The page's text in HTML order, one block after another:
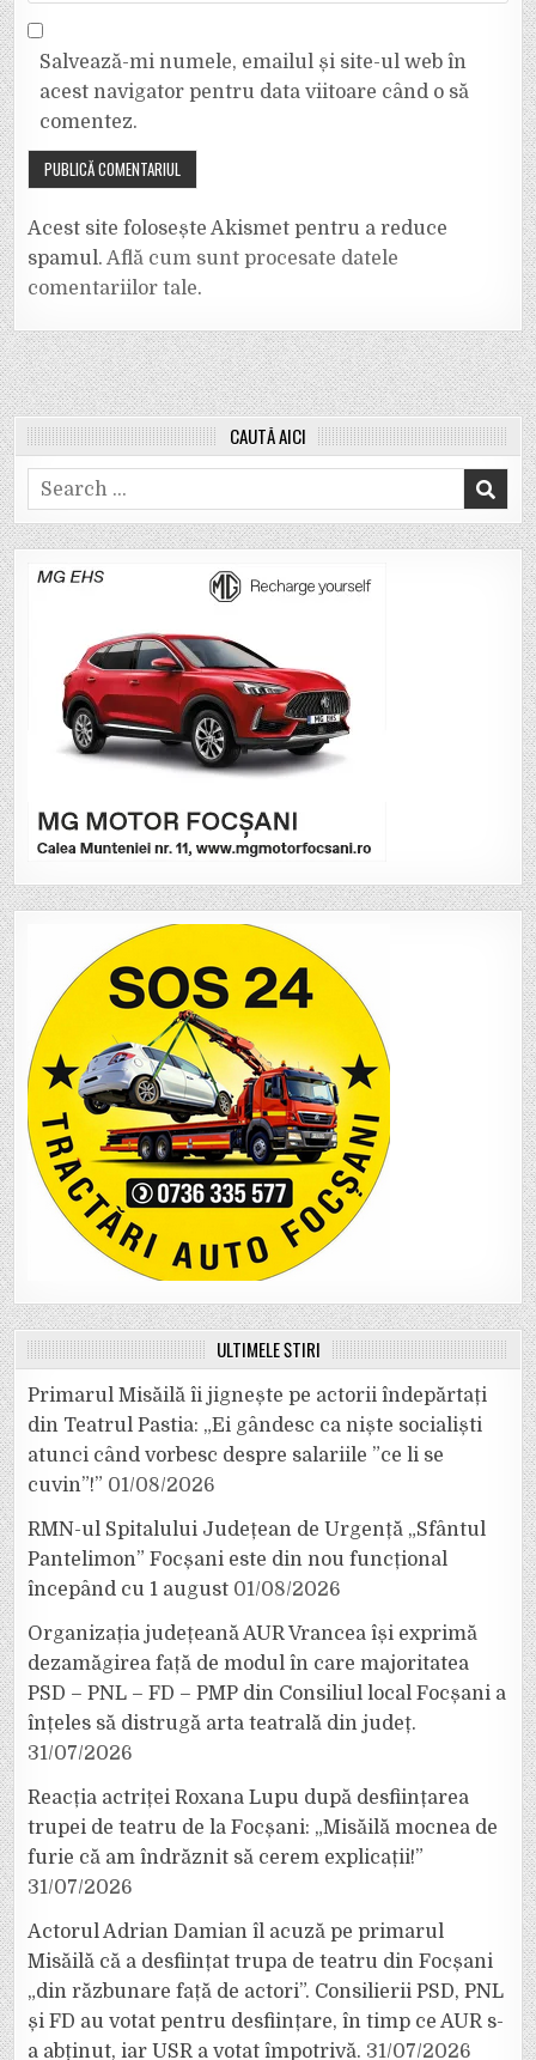
Salvează-mi numele, emailul și site-ul web în
acest navigator pentru data viitoare când o să
comentez.
Acest site folosește Akismet pentru a reduce
spamul.Află cum sunt procesate datele
comentariilor tale.
CAUTĂ AICI
Search
for:
ULTIMELE ȘTIRI
Primarul Misăilă îi jignește pe actorii îndepărtați
din Teatrul Pastia: „Ei gândesc ca niște socialiști
atunci când vorbesc despre salariile ”ce li se
cuvin”!” 01/08/2026
RMN-ul Spitalului Județean de Urgență „Sfântul
Pantelimon” Focșani este din nou funcțional
începând cu 1 august 01/08/2026
Organizația județeană AUR Vrancea își exprimă
dezamăgirea față de modul în care majoritatea
PSD – PNL – FD – PMP din Consiliul local Focșani a
înțeles să distrugă arta teatrală din județ.
31/07/2026
Reacția actriței Roxana Lupu după desființarea
trupei de teatru de la Focșani: „Misăilă mocnea de
furie că am îndrăznit să cerem explicații!”
31/07/2026
Actorul Adrian Damian îl acuză pe primarul
Misăilă că a desființat trupa de teatru din Focșani
„din răzbunare față de actori”. Consilierii PSD, PNL
și FD au votat pentru desființare, în timp ce AUR s-
a abținut, iar USR a votat împotrivă. 31/07/2026